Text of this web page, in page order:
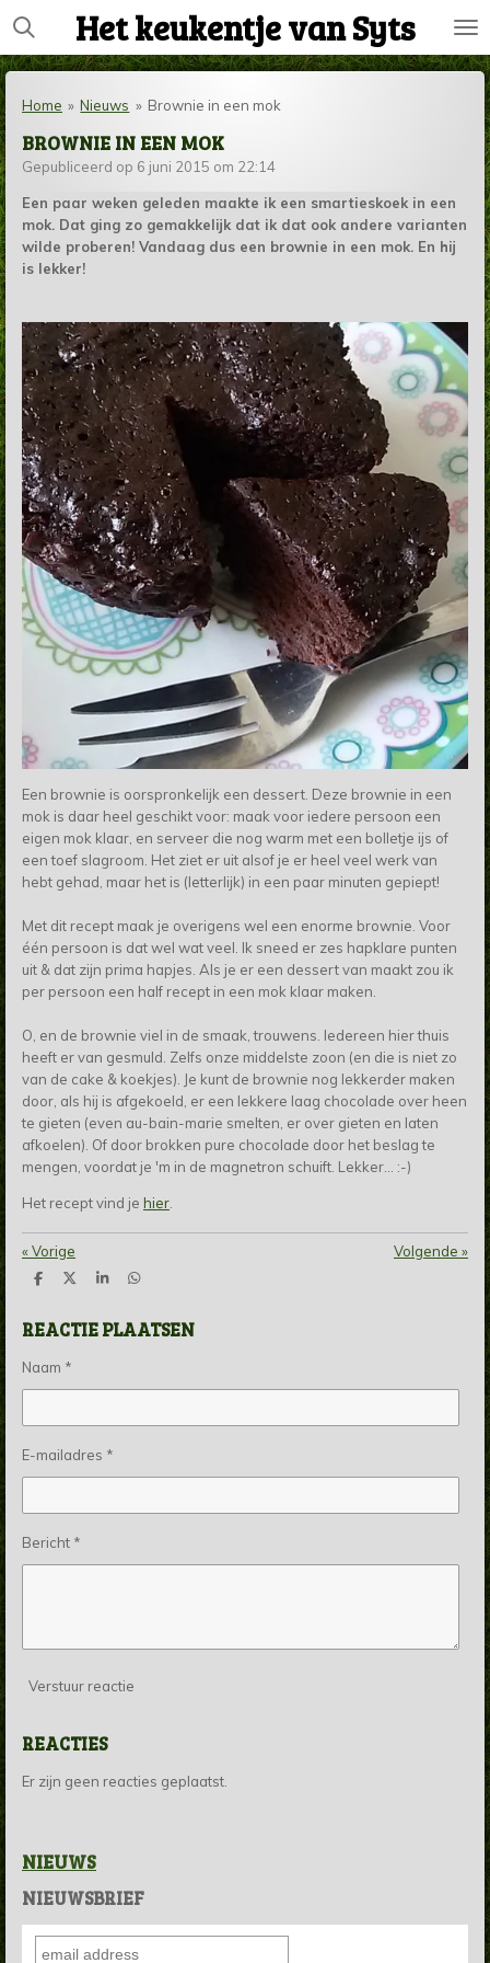
Ga
direct
naar
hoofdinhoud
Het keukentje van Syts
Home » Nieuws » Brownie in een mok
BROWNIE IN EEN MOK
Gepubliceerd op 6 juni 2015 om 22:14
Een paar weken geleden maakte ik een smartieskoek in een
mok. Dat ging zo gemakkelijk dat ik dat ook andere varianten
wilde proberen! Vandaag dus een brownie in een mok. En hij
is lekker!
Een brownie is oorspronkelijk een dessert. Deze brownie in een
mok is daar heel geschikt voor: maak voor iedere persoon een
eigen mok klaar, en serveer die nog warm met een bolletje ijs of
een toef slagroom. Het ziet er uit alsof je er heel veel werk van
hebt gehad, maar het is (letterlijk) in een paar minuten gepiept!
Met dit recept maak je overigens wel een enorme brownie. Voor
één persoon is dat wel wat veel. Ik sneed er zes hapklare punten
uit & dat zijn prima hapjes. Als je er een dessert van maakt zou ik
per persoon een half recept in een mok klaar maken.
O, en de brownie viel in de smaak, trouwens. Iedereen hier thuis
heeft er van gesmuld. Zelfs onze middelste zoon (en die is niet zo
van de cake & koekjes). Je kunt de brownie nog lekkerder maken
door, als hij is afgekoeld, er een lekkere laag chocolade over heen
te gieten (even au-bain-marie smelten, er over gieten en laten
afkoelen). Of door brokken pure chocolade door het beslag te
mengen, voordat je 'm in de magnetron schuift. Lekker... :-)
Het recept vind je hier.
«Vorige Volgende »
D
e
n
D
l
S
r
e
D
e
n
REACTIE PLAATSEN
Naam *
E-mailadres *
Bericht *
Verstuur reactie
REACTIES
Er zijn geen reacties geplaatst.
NIEUWS
NIEUWSBRIEF